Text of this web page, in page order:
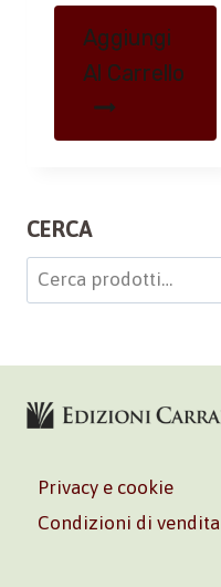
Aggiungi
Al Carrello
CERCA
Cerca:
Privacy e cookie
Condizioni di vendita